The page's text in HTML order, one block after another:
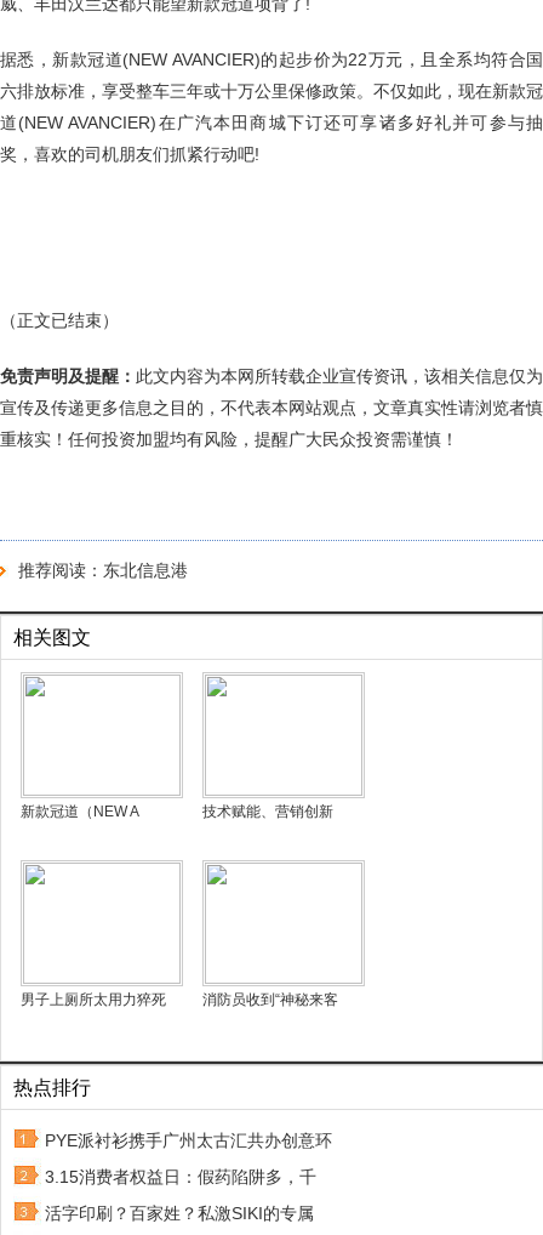
据悉，新款冠道(NEW AVANCIER)的起步价为22万元，且全系均符合国
六排放标准，享受整车三年或十万公里保修政策。不仅如此，现在新款冠
道(NEW AVANCIER)在广汽本田商城下订还可享诸多好礼并可参与抽
奖，喜欢的司机朋友们抓紧行动吧!
（正文已结束）
免责声明及提醒： 此文内容为本网所转载企业宣传资讯，该相关信息仅为
宣传及传递更多信息之目的，不代表本网站观点，文章真实性请浏览者慎
重核实！任何投资加盟均有风险，提醒广大民众投资需谨慎！
推荐阅读： 东北信息港
相关图文
新款冠道（NEW A 技术赋能、营销创新
男子上厕所太用力猝死 消防员收到“神秘来客
热点排行
PYE派衬衫携手广州太古汇共办创意环
3.15消费者权益日：假药陷阱多，千
活字印刷？百家姓？私激SIKI的专属